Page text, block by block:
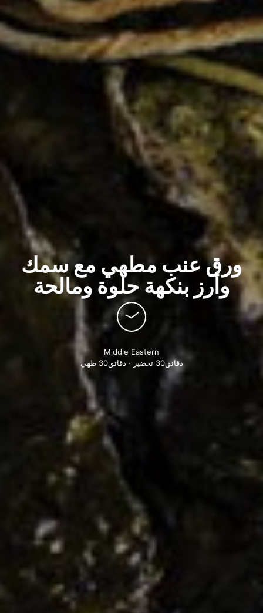
ورق عنب مطهي مع سمك
وأرز بنكهة حلوة ومالحة
Middle Eastern
دقائق30 تحضير · دقائق30 طهي